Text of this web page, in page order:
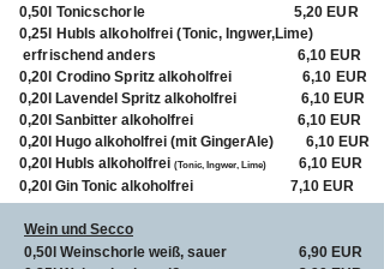
0,50l Tonicschorle 5,20 EUR
0,25l Hubls alkoholfrei (Tonic, Ingwer,Lime)
erfrischend anders 6,10 EUR
0,20l Crodino Spritz alkoholfrei 6,10 EUR
0,20l Lavendel Spritz alkoholfrei 6,10 EUR
0,20l Sanbitter alkoholfrei 6,10 EUR
0,20l Hugo alkoholfrei (mit GingerAle) 6,10 EUR
0,20l Hubls alkoholfrei (Tonic, Ingwer, Lime)
6,10 EUR
0,20l Gin Tonic alkoholfrei
7,10 EUR
Wein und Secco
0,50l Weinschorle weiß, sauer 6,90 EUR